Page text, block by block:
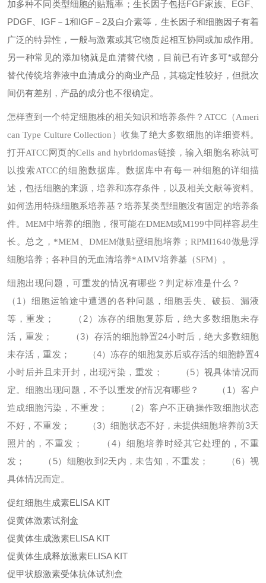
加多种不同类型细胞的贴瓶率；生长因子包括FGF家族、EGF、
PDGF、IGF－1和IGF－2及白介素等，生长因子和细胞因子有着
广泛的特异性，一般与激素或其它物质起相互协同或加成作用。
另一种常见的添加物就是血清替代物，目前已有许多可*或部分
替代传统培养液中血清成分的商业产品，其稳定性较好，但批次
间仍有差别，产品的成分也不很确定。
怎样查到一个特定细胞株的相关知识和培养条件？ ATCC（Ameri
can Type Culture Collection）收集了绝大多数细胞的详细资料。
打开ATCC网页的Cells and hybridomas链接，输入细胞名称就可
以搜索ATCC的细胞数据库。数据库中有每一种细胞的详细描
述，包括细胞的来源，培养和冻存条件，以及相关文献等资料。
如何选用特殊细胞系培养基？ 培养某类型细胞没有固定的培养条
件。MEM中培养的细胞，很可能在DMEM或M199中同样容易生
长。总之，*MEM、DMEM做贴壁细胞培养；RPMI1640做悬浮
细胞培养；各种目的无血清培养*AIMV培养基（SFM）。
细胞出现问题，可重发的情况有哪些？判定标准是什么？
（1）细胞运输途中遭遇的各种问题，细胞丢失、破损、漏液
等，重发；
（2）冻存的细胞复苏后，绝大多数细胞未存
活，重发；
（3）存活的细胞静置24小时后，绝大多数细胞
未存活，重发；
（4）冻存的细胞复苏后或存活的细胞静置4
小时后并且未开封，出现污染，重发；
（5）视具体情况而
定。 细胞出现问题，不予以重发的情况有哪些？
（1）客户
造成细胞污染，不重发；
（2）客户不正确操作致细胞状态
不好，不重发；
（3）细胞状态不好，未提供细胞培养前3天
照片的，不重发；
（4）细胞培养时经其它处理的，不重
发；
（5）细胞收到2天内，未告知，不重发；
（6）视
具体情况而定。
促红细胞生成素ELISA KIT
促黄体激素试剂盒
促黄体生成激素ELISA KIT
促黄体生成释放激素ELISA KIT
促甲状腺激素受体抗体试剂盒